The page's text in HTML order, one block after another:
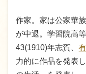
作家。家は公家華
が中退。学習院高
43(1910)年志賀、
力的に作品を発表